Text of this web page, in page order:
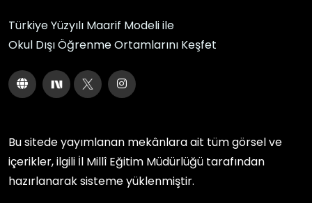
Türkiye Yüzyılı Maarif Modeli ile
Okul Dışı Öğrenme Ortamlarını Keşfet
Bu sitede yayımlanan mekânlara ait tüm görsel ve
içerikler, ilgili İl Millî Eğitim Müdürlüğü tarafından
hazırlanarak sisteme yüklenmiştir.